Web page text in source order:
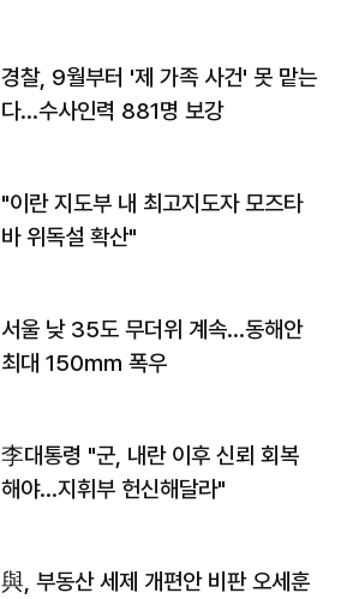
경찰, 9월부터 '제 가족 사건' 못 맡는
다…수사인력 881명 보강
"이란 지도부 내 최고지도자 모즈타
바 위독설 확산"
서울 낮 35도 무더위 계속…동해안
최대 150㎜ 폭우
李대통령 "군, 내란 이후 신뢰 회복
해야…지휘부 헌신해달라"
與, 부동산 세제 개편안 비판 오세훈